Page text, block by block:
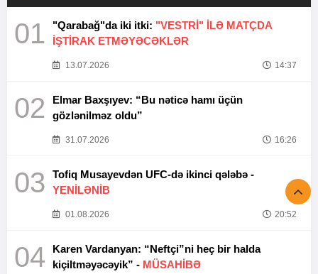
01 "Qarabağ"da iki itki: "VESTRİ" İLƏ MATÇDA
İŞTİRAK ETMƏYƏCƏKLƏR
13.07.2026 14:37
02
Elmar Baxşıyev: “Bu nəticə hamı üçün
gözlənilməz oldu”
31.07.2026 16:26
03
Tofiq Musayevdən UFC-də ikinci qələbə -
YENİLƏNİB
01.08.2026 20:52
04
Karen Vardanyan: “Neftçi”ni heç bir halda
kiçiltməyəcəyik” - MÜSAHİBƏ